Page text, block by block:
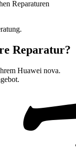
Reparaturen
Reparatur?
Huawei nova.